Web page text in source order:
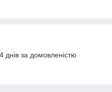
за домовленістю